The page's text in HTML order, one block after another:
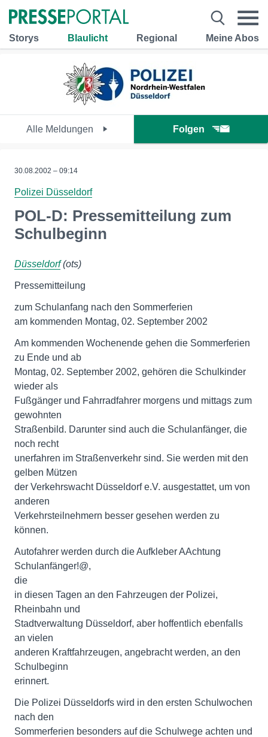
Storys Blaulicht Regional Meine Abos
Alle Meldungen Folgen
30.08.2002 – 09:14
Polizei Düsseldorf
POL-D: Pressemitteilung zum
Schulbeginn
Düsseldorf(ots)
Pressemitteilung
zum Schulanfang nach den Sommerferien
am kommenden Montag, 02. September 2002
Am kommenden Wochenende gehen die Sommerferien
zu Ende und ab
Montag, 02. September 2002, gehören die Schulkinder
wieder als
Fußgänger und Fahrradfahrer morgens und mittags zum
gewohnten
Straßenbild. Darunter sind auch die Schulanfänger, die
noch recht
unerfahren im Straßenverkehr sind. Sie werden mit den
gelben Mützen
der Verkehrswacht Düsseldorf e.V. ausgestattet, um von
anderen
Verkehrsteilnehmern besser gesehen werden zu
können.
Autofahrer werden durch die Aufkleber AAchtung
Schulanfänger!@,
die
in diesen Tagen an den Fahrzeugen der Polizei,
Rheinbahn und
Stadtverwaltung Düsseldorf, aber hoffentlich ebenfalls
an vielen
anderen Kraftfahrzeugen, angebracht werden, an den
Schulbeginn
erinnert.
Die Polizei Düsseldorfs wird in den ersten Schulwochen
nach den
Sommerferien besonders auf die Schulwege achten und